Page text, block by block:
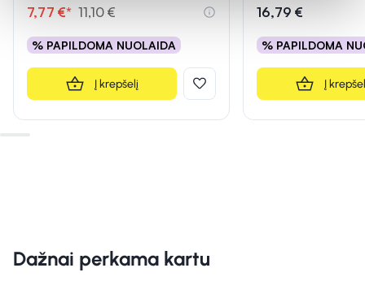
7,77 €* 11,10 €
% PAPILDOMA NUOLAIDA
Į krepšelį
16,79 €
% PAPILDOMA
Į
Dažnai perkama kartu